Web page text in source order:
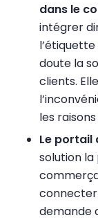
dans le
intégrer
doute la
clients.
les
Le portail
solution la
connecter
demande